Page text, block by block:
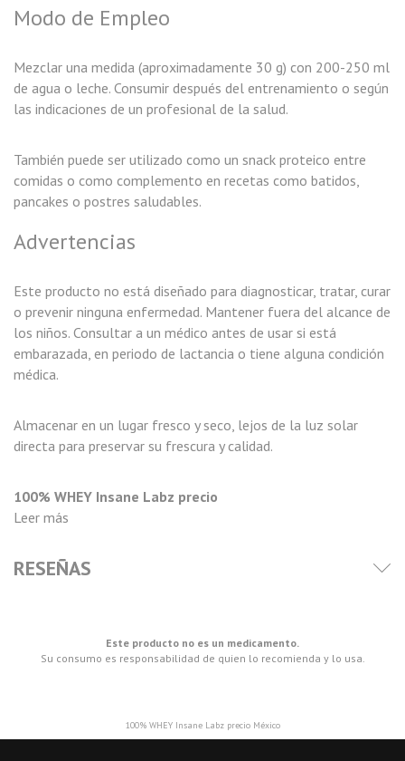
Modo de Empleo
Mezclar una medida (aproximadamente 30 g) con 200-250 ml
de agua o leche. Consumir después del entrenamiento o según
las indicaciones de un profesional de la salud.
También puede ser utilizado como un snack proteico entre
comidas o como complemento en recetas como batidos,
pancakes o postres saludables.
Advertencias
Este producto no está diseñado para diagnosticar, tratar, curar
o prevenir ninguna enfermedad. Mantener fuera del alcance de
los niños. Consultar a un médico antes de usar si está
embarazada, en periodo de lactancia o tiene alguna condición
médica.
Almacenar en un lugar fresco y seco, lejos de la luz solar
directa para preservar su frescura y calidad.
100% WHEY Insane Labz precio
Leer más
RESEÑAS
Este producto no es un medicamento.
Su consumo es responsabilidad de quien lo recomienda y lo usa.
100% WHEY Insane Labz precio México